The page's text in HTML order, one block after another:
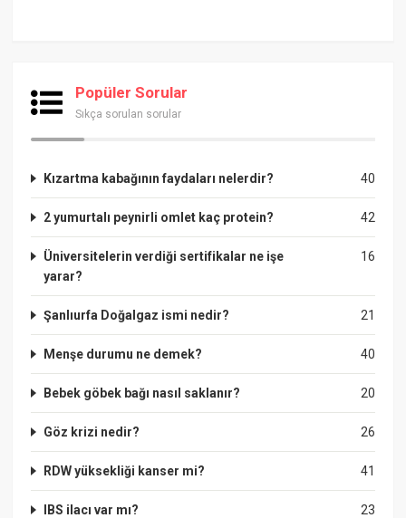
Popüler Sorular
Sıkça sorulan sorular
40
Kızartma kabağının faydaları nelerdir?
42
2 yumurtalı peynirli omlet kaç protein?
16
Üniversitelerin verdiği sertifikalar ne işe
yarar?
21
Şanlıurfa Doğalgaz ismi nedir?
40
Menşe durumu ne demek?
20
Bebek göbek bağı nasıl saklanır?
26
Göz krizi nedir?
41
RDW yüksekliği kanser mi?
23
IBS ilacı var mı?